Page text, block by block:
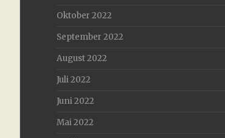
Oktober 2022
September 2022
August 2022
Juli 2022
Juni 2022
Mai 2022